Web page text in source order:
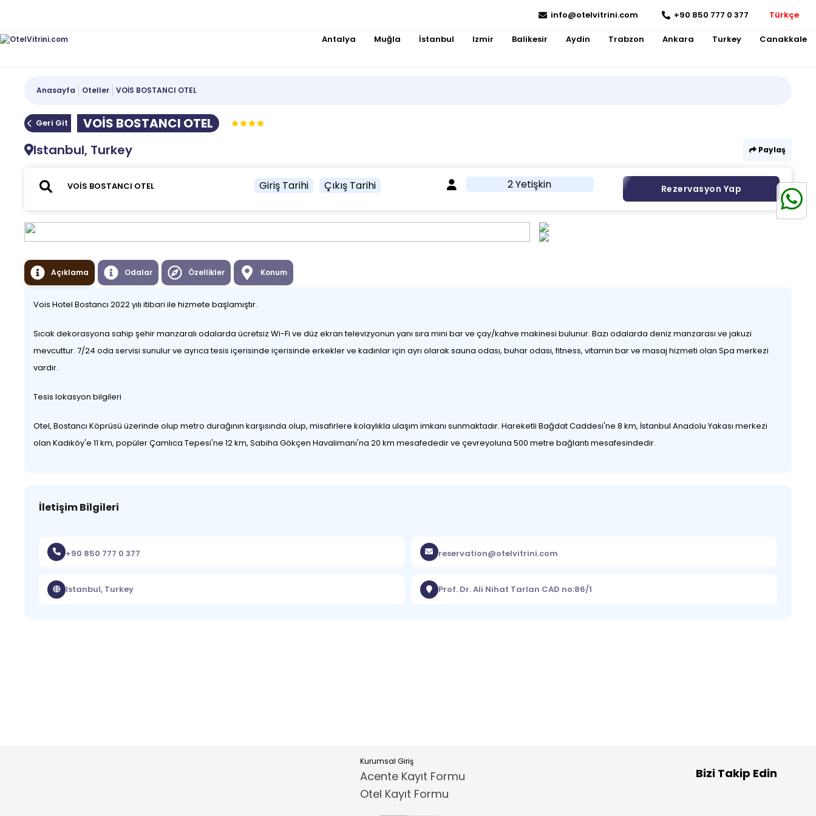
info@otelvitrini.com +90 850 777 0 377 Türkçe
Antalya Muğla İstanbul Izmir Balikesir Aydin Trabzon Ankara Turkey Canakkale
Anasayfa Oteller VOİS BOSTANCI OTEL
Geri Git
VOİS BOSTANCI OTEL
Istanbul, Turkey
Paylaş
Giriş Tarihi Çıkış Tarihi 2 Yetişkin Rezervasyon Yap
Açıklama Odalar Özellikler Konum
Vois Hotel Bostancı 2022 yılı itibari ile hizmete başlamıştır.
Sıcak dekorasyona sahip şehir manzaralı odalarda ücretsiz Wi-Fi ve düz ekran televizyonun yanı sıra mini bar ve çay/kahve makinesi bulunur. Bazı odalarda deniz manzarası ve jakuzi
mevcuttur. 7/24 oda servisi sunulur ve ayrıca tesis içerisinde içerisinde erkekler ve kadınlar için ayrı olarak sauna odası, buhar odası, fitness, vitamin bar ve masaj hizmeti olan Spa merkezi
vardır.
Tesis lokasyon bilgileri
Otel, Bostancı Köprüsü üzerinde olup metro durağının karşısında olup, misafirlere kolaylıkla ulaşım imkanı sunmaktadır. Hareketli Bağdat Caddesi'ne 8 km, İstanbul Anadolu Yakası merkezi
olan Kadıköy'e 11 km, popüler Çamlıca Tepesi'ne 12 km, Sabiha Gökçen Havalimanı'na 20 km mesafededir ve çevreyoluna 500 metre bağlantı mesafesindedir.
İletişim Bilgileri
+90 850 777 0 377 reservation@otelvitrini.com
Istanbul, Turkey Prof. Dr. Ali Nihat Tarlan CAD no:86/1
Kurumsal Giriş
Acente Kayıt Formu
Otel Kayıt Formu
Bizi Takip Edin